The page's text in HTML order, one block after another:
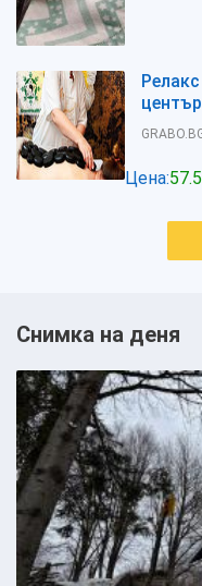
Цена:
Снимка на деня